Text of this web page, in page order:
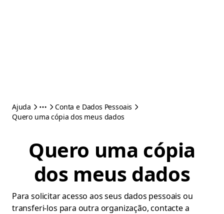
Ajuda
Conta e Dados Pessoais
Quero uma cópia dos meus dados
Quero uma cópia
dos meus dados
Para solicitar acesso aos seus dados pessoais ou
transferi-los para outra organização, contacte a